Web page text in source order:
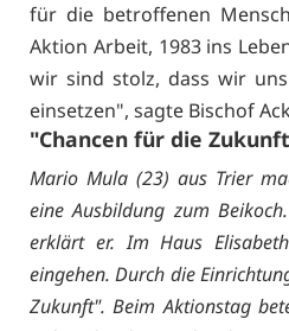
für die betroffenen
Aktion Arbeit, 1983 ins
wir sind stolz, dass wir
einsetzen", sagte Bischof
"Chancen für die
Mario Mula (23) aus Trier
eine Ausbildung zum
erklärt er. Im Haus
eingehen. Durch die
Zukunft". Beim Aktionstag